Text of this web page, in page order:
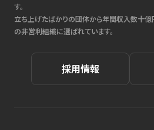
す。
立ち上げたばかりの団体から年間収入数十
の非営利組織に選ばれています。
採用情報